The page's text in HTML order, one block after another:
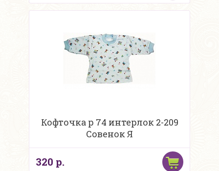
Кофточка р 74 интерлок 2-209
Совенок Я
320 р.